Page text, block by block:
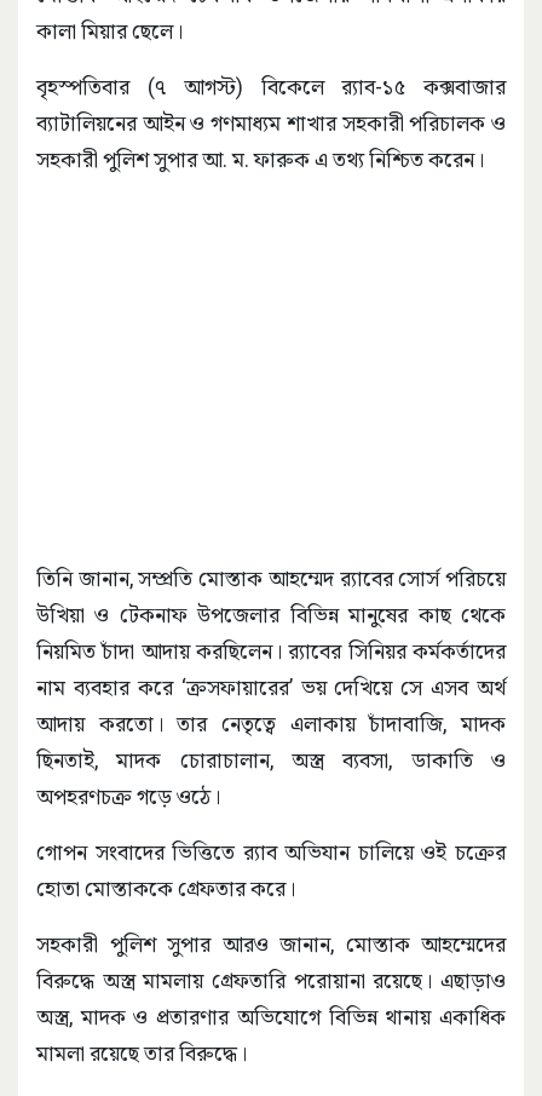
কালা মিয়ার ছেলে।
বৃহস্পতিবার (৭ আগস্ট) বিকেলে র‌্যাব-১৫ কক্সবাজার
ব্যাটালিয়নের আইন ও গণমাধ্যম শাখার সহকারী পরিচালক ও
সহকারী পুলিশ সুপার আ. ম. ফারুক এ তথ্য নিশ্চিত করেন।
তিনি জানান, সম্প্রতি মোস্তাক আহম্মেদ র‌্যাবের সোর্স পরিচয়ে
উখিয়া ও টেকনাফ উপজেলার বিভিন্ন মানুষের কাছ থেকে
নিয়মিত চাঁদা আদায় করছিলেন। র‌্যাবের সিনিয়র কর্মকর্তাদের
নাম ব্যবহার করে ‘ক্রসফায়ারের’ ভয় দেখিয়ে সে এসব অর্থ
আদায় করতো। তার নেতৃত্বে এলাকায় চাঁদাবাজি, মাদক
ছিনতাই, মাদক চোরাচালান, অস্ত্র ব্যবসা, ডাকাতি ও
অপহরণচক্র গড়ে ওঠে।
গোপন সংবাদের ভিত্তিতে র‌্যাব অভিযান চালিয়ে ওই চক্রের
হোতা মোস্তাককে গ্রেফতার করে।
সহকারী পুলিশ সুপার আরও জানান, মোস্তাক আহম্মেদের
বিরুদ্ধে অস্ত্র মামলায় গ্রেফতারি পরোয়ানা রয়েছে। এছাড়াও
অস্ত্র, মাদক ও প্রতারণার অভিযোগে বিভিন্ন থানায় একাধিক
মামলা রয়েছে তার বিরুদ্ধে।